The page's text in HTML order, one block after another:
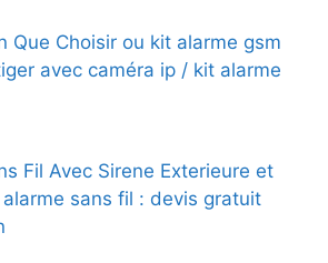
Que Choisir ou kit alarme gsm
avec caméra ip / kit alarme
Fil Avec Sirene Exterieure et
sans fil : devis gratuit